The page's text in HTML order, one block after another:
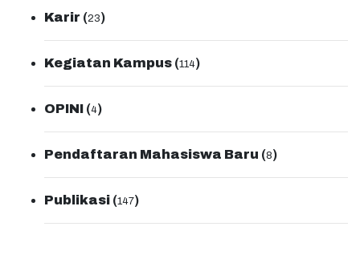
Karir (23)
Kegiatan Kampus (114)
OPINI (4)
Pendaftaran Mahasiswa Baru (8)
Publikasi (147)